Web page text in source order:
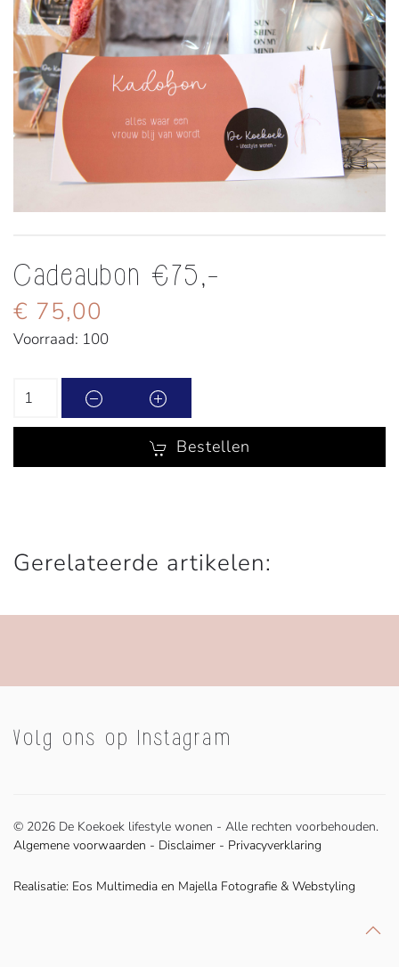
Cadeaubon €75,-
€ 75,00
Voorraad: 100
Bestellen
Gerelateerde artikelen:
Volg ons op Instagram
© 2026 De Koekoek lifestyle wonen - Alle rechten voorbehouden.
Algemene voorwaarden - Disclaimer - Privacyverklaring
Realisatie: Eos Multimedia en Majella Fotografie & Webstyling